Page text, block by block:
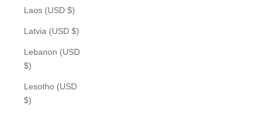
Laos (USD $)
Latvia (USD $)
Lebanon (USD
$)
Lesotho (USD
$)